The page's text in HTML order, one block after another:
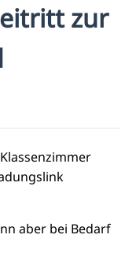
zur
aber bei Bedarf